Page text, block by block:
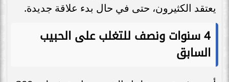
يعتقد الكثيرون، حتى في حال بدء علاقة جديدة.
4 سنوات ونصف للتغلب على الحبيب
السابق